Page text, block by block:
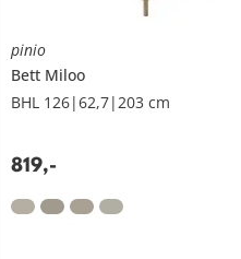
pinio
Bett Miloo
BHL 126|62,7|203 cm
819,-